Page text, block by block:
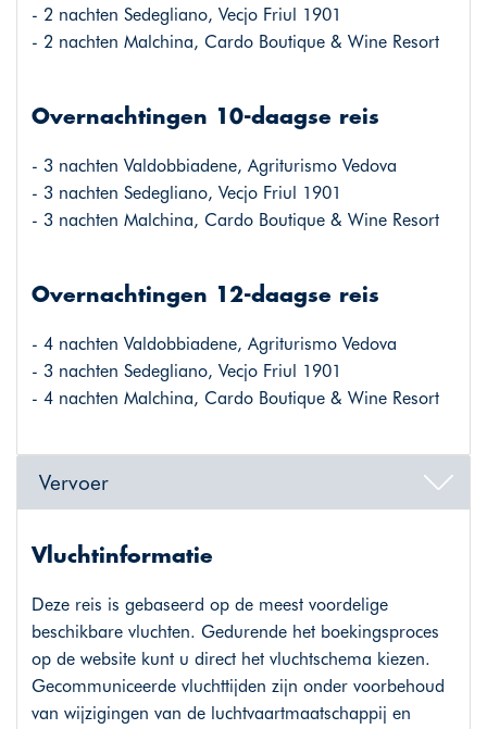
- 2 nachten Sedegliano, Vecjo Friul 1901
- 2 nachten Malchina, Cardo Boutique & Wine Resort
Overnachtingen 10-daagse reis
- 3 nachten Valdobbiadene, Agriturismo Vedova
- 3 nachten Sedegliano, Vecjo Friul 1901
- 3 nachten Malchina, Cardo Boutique & Wine Resort
Overnachtingen 12-daagse reis
- 4 nachten Valdobbiadene, Agriturismo Vedova
- 3 nachten Sedegliano, Vecjo Friul 1901
- 4 nachten Malchina, Cardo Boutique & Wine Resort
Vervoer
Vluchtinformatie
Deze reis is gebaseerd op de meest voordelige
beschikbare vluchten. Gedurende het boekingsproces
op de website kunt u direct het vluchtschema kiezen.
Gecommuniceerde vluchttijden zijn onder voorbehoud
van wijzigingen van de luchtvaartmaatschappij en